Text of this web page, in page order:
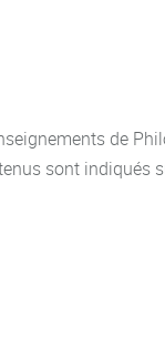
de
sont indiqués